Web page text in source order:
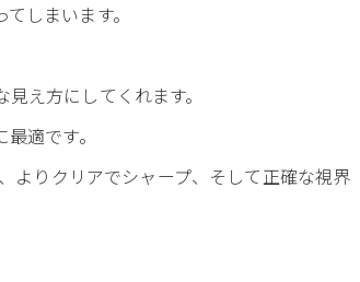
しまいます。
え方にしてくれます。
適です。
よりクリアでシャープ、そして正確な視界